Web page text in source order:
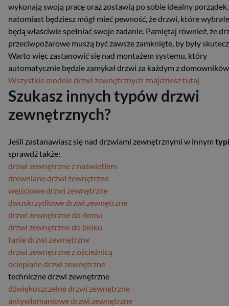
wykonają swoją pracę oraz zostawią po sobie idealny
natomiast będziesz mógł mieć pewność, że drzwi, które
będą właściwie spełniać swoje zadanie. Pamiętaj również, że
przeciwpożarowe muszą być zawsze zamknięte, by były
Warto więc zastanowić się nad montażem systemu, który
automatycznie będzie zamykał drzwi za każdym z
Wszystkie modele drzwi zewnętrznych znajdziesz tutaj
Szukasz innych typów drzwi
zewnętrznych?
Jeśli zastanawiasz się nad drzwiami zewnętrznymi w innym
sprawdź także:
drzwi zewnętrzne z naświetlem
drewniane drzwi zewnętrzne
wejściowe drzwi zewnętrzne
dwuskrzydłowe drzwi zewnętrzne
drzwi zewnętrzne do domu
drzwi zewnętrzne do bloku
tanie drzwi zewnętrzne
drzwi zewnętrzne z ościeżnicą
ocieplane drzwi zewnętrzne
techniczne drzwi zewnętrzne
dźwiękoszczelne drzwi zewnętrzne
antywłamaniowe drzwi zewnętrzne